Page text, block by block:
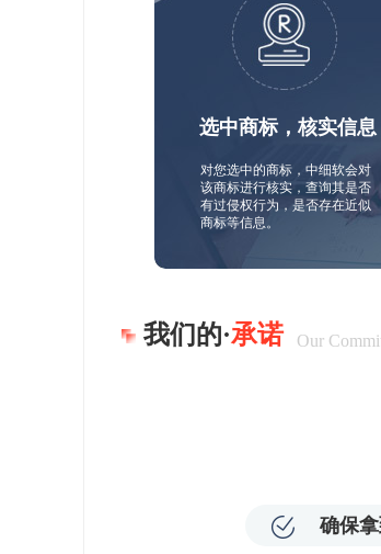
选中商标，核实信息
对您选中的商标，中细软会对
该商标进行核实，查询其是否
有过侵权行为，是否存在近似
商标等信息。
我们的·承诺 Our
确保拿